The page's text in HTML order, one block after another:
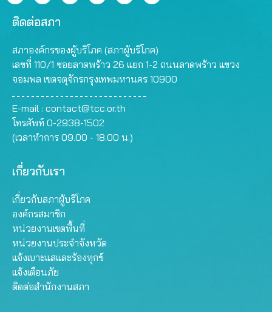
ติดต่อสภา
สภาองค์กรของผู้บริโภค (สภาผู้บริโภค)
เลขที่ 110/1 ซอยลาดพร้าว 26 แยก 1-2 ถนนลาดพร้าว แขวง
จอมพล เขตจตุจักรกรุงเทพมหานคร 10900
E-mail : contact@tcc.or.th
โทรศัพท์ 0-2938-1502
(เวลาทำการ 09.00 - 18.00 น.)
เกี่ยวกับเรา
เกี่ยวกับสภาผู้บริโภค
องค์กรสมาชิก
หน่วยงานเขตพื้นที่
หน่วยงานประจำจังหวัด
แจ้งเบาะแสและร้องทุกข์
แจ้งเตือนภัย
ติดต่อสำนักงานสภา